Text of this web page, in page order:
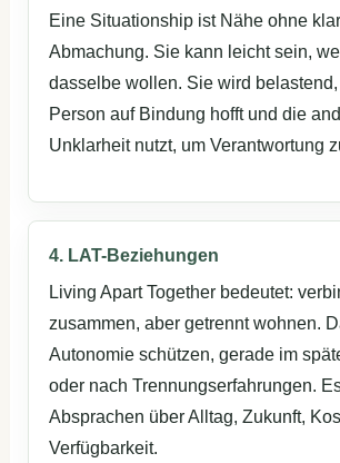
Eine Situationship ist Nähe ohne
Abmachung. Sie kann leicht sein,
dasselbe wollen. Sie wird
Person auf Bindung hofft und die
Unklarheit nutzt, um Verantwortung
4. LAT-Beziehungen
Living Apart Together bedeutet:
zusammen, aber getrennt wohnen.
Autonomie schützen, gerade im
oder nach Trennungserfahrungen.
Absprachen über Alltag, Zukunft,
Verfügbarkeit.